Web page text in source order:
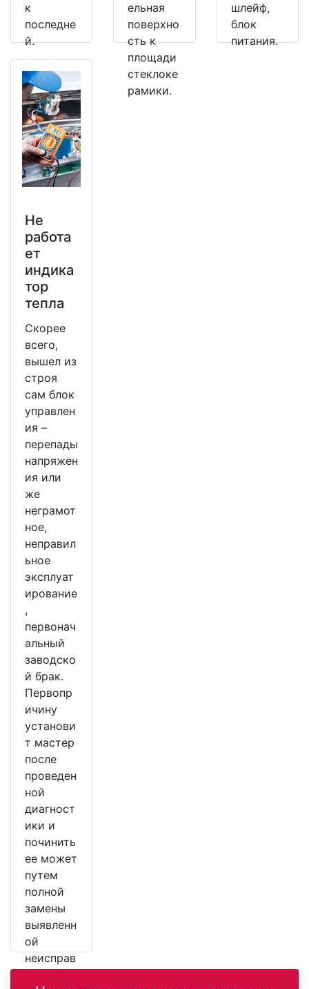
к
последне
й.
ельная
поверхно
сть к
площади
стеклоке
рамики.
шлейф,
блок
питания.
Не
работа
ет
индика
тор
тепла
Скорее
всего,
вышел из
строя
сам блок
управлен
ия –
перепады
напряжен
ия или
же
неграмот
ное,
неправил
ьное
эксплуат
ирование
,
первонач
альный
заводско
й брак.
Первопр
ичину
установи
т мастер
после
проведен
ной
диагност
ики и
починить
ее может
путем
полной
замены
выявленн
ой
неисправ